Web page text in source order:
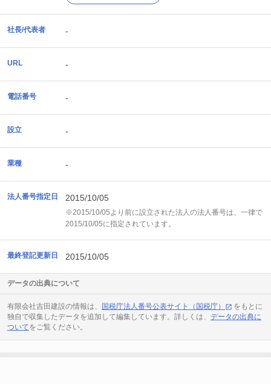
社長/代表者 -
URL -
電話番号 -
設立 -
業種 -
法人番号指定日 2015/10/05
※2015/10/05より前に設立された法人の法人番号は、一律で
2015/10/05に指定されています。
最終登記更新日 2015/10/05
データの出典について
有限会社吉田建設の情報は、 国税庁法人番号公表サイト（国税庁）
をもとに
独自で収集したデータを追加して編集しています。詳しくは、 データの出典に
ついてをご覧ください。